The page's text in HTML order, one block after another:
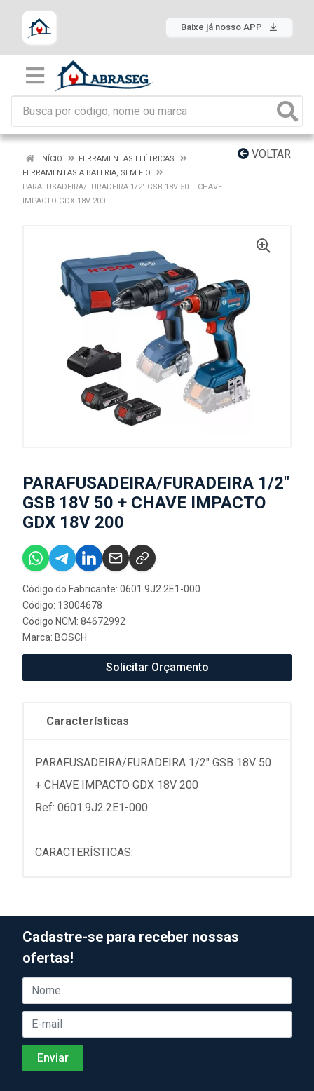
Baixe já nosso APP
VOLTAR
INÍCIO
FERRAMENTAS ELÉTRICAS
FERRAMENTAS A BATERIA, SEM FIO
PARAFUSADEIRA/FURADEIRA 1/2" GSB 18V 50 + CHAVE
IMPACTO GDX 18V 200
PARAFUSADEIRA/FURADEIRA 1/2"
GSB 18V 50 + CHAVE IMPACTO
GDX 18V 200
Código do Fabricante: 0601.9J2.2E1-000
Código: 13004678
Código NCM: 84672992
Marca: BOSCH
Solicitar Orçamento
Características
PARAFUSADEIRA/FURADEIRA 1/2" GSB 18V 50
+ CHAVE IMPACTO GDX 18V 200
Ref: 0601.9J2.2E1-000
CARACTERÍSTICAS:
Cadastre-se para receber nossas
ofertas!